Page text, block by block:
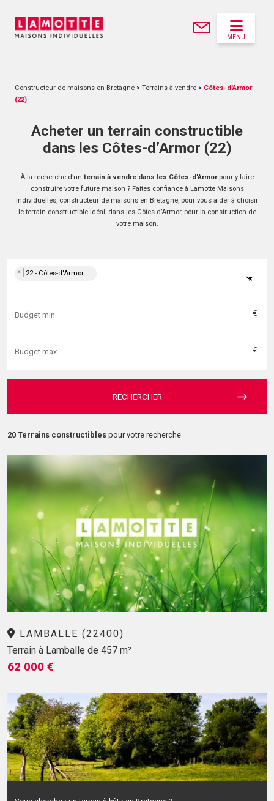
MENU
Constructeur de maisons en Bretagne > Terrains à vendre > Côtes-d'Armor
(22)
Acheter un terrain constructible
dans les Côtes-d’Armor (22)
À la recherche d’un terrain à vendre dans les Côtes-d’Armorpour y faire
construire votre future maison ? Faites confiance à Lamotte Maisons
Individuelles, constructeur de maisons en Bretagne, pour vous aider à choisir
le terrain constructible idéal, dans les Côtes-d’Armor, pour la construction de
votre maison.
×
× 22 - Côtes-d'Armor
€
€
RECHERCHER
20 Terrains constructibles pour votre recherche
LAMBALLE (22400)
Terrain à Lamballe de 457 m²
62 000 €